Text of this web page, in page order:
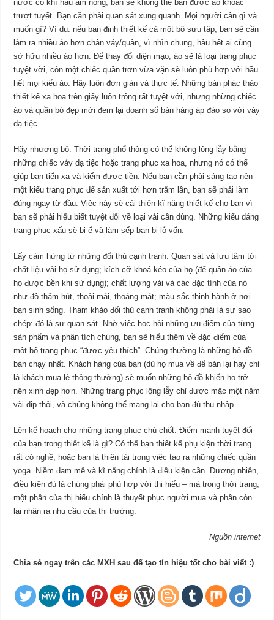
nước có khí hậu ấm nóng, bạn sẽ không thể bán được áo khoác
trượt tuyết. Bạn cần phải quan sát xung quanh. Mọi người cần gì và
muốn gì? Ví dụ: nếu bạn định thiết kế cả một bộ sưu tập, bạn sẽ cần
làm ra nhiều áo hơn chân váy/quần, vì nhìn chung, hầu hết ai cũng
sở hữu nhiều áo hơn. Để thay đổi diện mạo, áo sẽ là loại trang phục
tuyệt vời, còn một chiếc quần trơn vừa vặn sẽ luôn phù hợp với hầu
hết mọi kiểu áo. Hãy luôn đơn giản và thực tế. Những bản phác thảo
thiết kế xa hoa trên giấy luôn trông rất tuyệt với, nhưng những chiếc
áo và quần bò đẹp mới đem lại doanh số bán hàng áp đảo so với váy
dạ tiệc.
Hãy nhượng bộ. Thời trang phổ thông có thể không lộng lẫy bằng
những chiếc váy dạ tiệc hoặc trang phục xa hoa, nhưng nó có thể
giúp bạn tiến xa và kiếm được tiền. Nếu bạn cần phải sáng tạo nên
một kiểu trang phục để sản xuất tới hơn trăm lần, bạn sẽ phải làm
đúng ngay từ đầu. Việc này sẽ cải thiện kĩ năng thiết kế cho bạn vì
bạn sẽ phải hiểu biết tuyệt đối về loại vải cần dùng. Những kiểu dáng
trang phục xấu sẽ bị ế và làm sếp bạn bị lỗ vốn.
Lấy cảm hứng từ những đối thủ cạnh tranh. Quan sát và lưu tâm tới
chất liệu vải họ sử dụng; kích cỡ khoá kéo của họ (để quần áo của
họ được bền khi sử dụng); chất lượng vải và các đặc tính của nó
như độ thấm hút, thoải mái, thoáng mát; màu sắc thịnh hành ở nơi
bạn sinh sống. Tham khảo đối thủ cạnh tranh không phải là sự sao
chép: đó là sự quan sát. Nhờ việc học hỏi những ưu điểm của từng
sản phẩm và phân tích chúng, bạn sẽ hiểu thêm về đặc điểm của
một bộ trang phục “được yêu thích”. Chúng thường là những bộ đồ
bán chạy nhất. Khách hàng của bạn (dù họ mua về để bán lại hay chỉ
là khách mua lẻ thông thường) sẽ muốn những bộ đồ khiến họ trở
nên xinh đẹp hơn. Những trang phục lộng lẫy chỉ được mặc một năm
vài dịp thôi, và chúng không thể mang lại cho bạn đủ thu nhập.
Lên kế hoạch cho những trang phục chủ chốt. Điểm mạnh tuyệt đối
của bạn trong thiết kế là gì? Có thể bạn thiết kế phụ kiện thời trang
rất có nghề, hoặc bạn là thiên tài trong việc tạo ra những chiếc quần
yoga. Niềm đam mê và kĩ năng chính là điều kiện cần. Đương nhiên,
điều kiện đủ là chúng phải phù hợp với thị hiếu – mà trong thời trang,
một phần của thị hiếu chính là thuyết phục người mua và phần còn
lại nhận ra nhu cầu của thị trường.
Nguồn internet
Chia sẻ ngay trên các MXH sau để tạo tín hiệu tốt cho bài viết :)